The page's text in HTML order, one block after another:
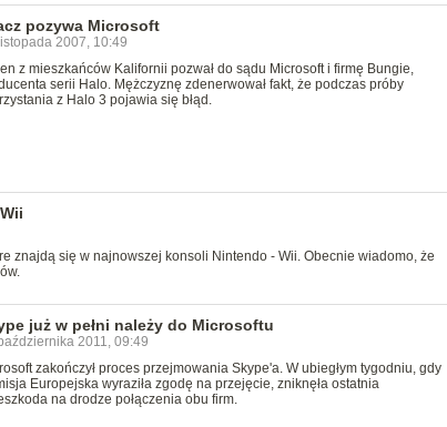
pozywa Microsoft
2007, 10:49
z mieszkańców Kalifornii pozwał do sądu Microsoft i firmę Bungie,
serii Halo. Mężczyznę zdenerwował fakt, że podczas próby
z Halo 3 pojawia się błąd.
znajdą się w najnowszej konsoli Nintendo - Wii. Obecnie wiadomo, że
już w pełni należy do Microsoftu
2011, 09:49
zakończył proces przejmowania Skype'a. W ubiegłym tygodniu, gdy
Europejska wyraziła zgodę na przejęcie, zniknęła ostatnia
na drodze połączenia obu firm.